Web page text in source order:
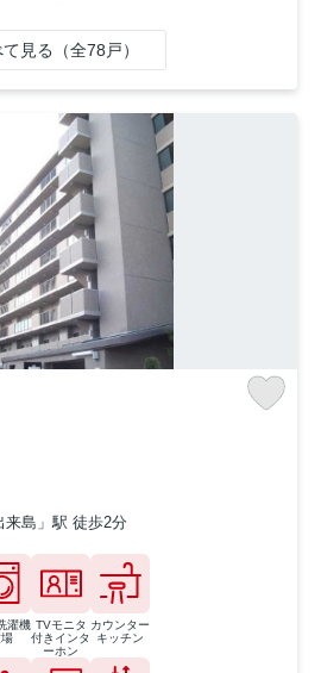
見る（全78戸）
来島」駅 徒歩2分
濯機 TVモニタ
付きインタ
ーホン
カウンター
キッチン